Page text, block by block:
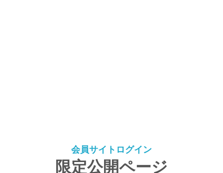
会員サイトログイン
限定公開ページ